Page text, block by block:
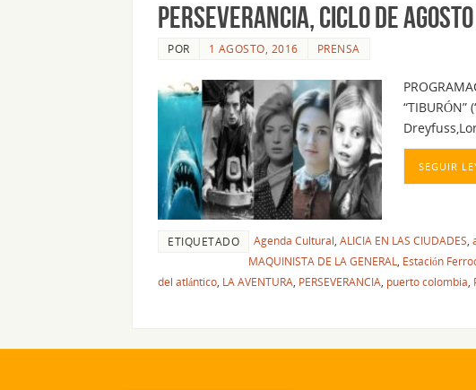
PERSEVERANCIA, CICLO DE
POR 1 AGOSTO, 2016 PRENSA
SEGUIR
ETIQUETADO Agenda Cultural, ALICIA EN LAS CIUDADES,
MAQUINISTA DE LA GENERAL, Estación
del atlántico, LA AVENTURA, PERSEVERANCIA, puerto colombia,